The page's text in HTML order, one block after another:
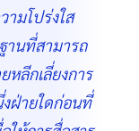
มโปร่งใส
านที่สามารถ
ลีกเลี่ยงการ
ฝ่ายใดก่อนที่